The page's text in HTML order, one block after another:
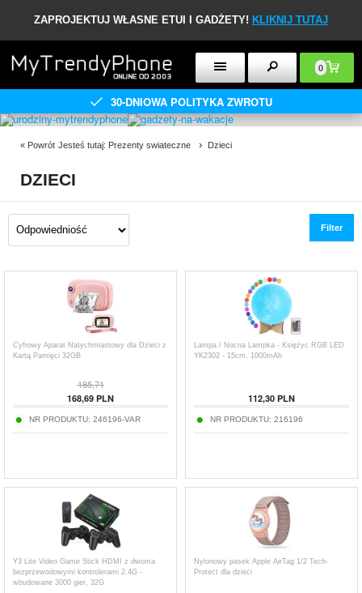
ZAPROJEKTUJ WŁASNE ETUI I GADŻETY! KLIKNIJ TUTAJ
0
30-DNIOWA POLITYKA ZWROTU
« Powrót Jesteś tutaj: Prezenty swiateczne Dzieci
DZIECI
Filter
Cyfrowy Aparat Natychmiastowy dla Dzieci z
Kartą Pamięci 32GB
185,71
168,69 PLN
NR PRODUKTU: 246196-VAR
Lampa / Nocna Lampka - Księżyc RGB LED
YK2302 - 15cm, 1000mAh
112,30 PLN
NR PRODUKTU: 216196
Y3 Lite Video Game Stick HDMI z dwoma
bezprzewodowymi kontrolerami 2.4G -
wbudowane 3000 gier, 32G
Nylonowy pasek Apple AirTag 1/2 Tech-
Protect dla dzieci